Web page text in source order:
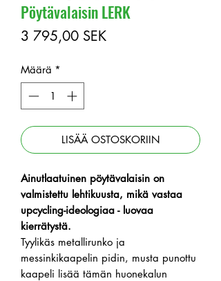
Pöytävalaisin LERK
3 795,00 SEKHinta
Määrä *
LISÄÄ OSTOSKORIIN
Ainutlaatuinen pöytävalaisin on
valmistettu lehtikuusta, mikä vastaa
upcycling-ideologiaa - luovaa
kierrätystä.
Tyylikäs metallirunko ja
messinkikaapelin pidin, musta punottu
kaapeli lisää tämän huonekalun